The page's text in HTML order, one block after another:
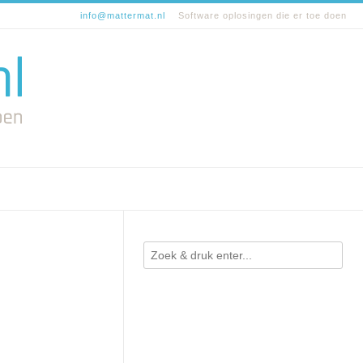
info@mattermat.nl Software oplosingen die er toe doen